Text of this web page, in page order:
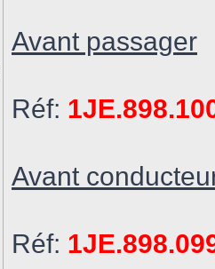
Avant passager
Réf:
Avant
Réf: